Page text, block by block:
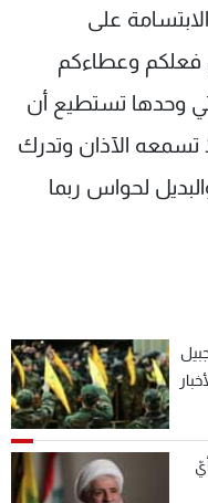
الابتسامة على
فعلكم وعطاءكم
وحدها تستطيع أن
تسمعه الآذان وتدرك
لحواس ربما